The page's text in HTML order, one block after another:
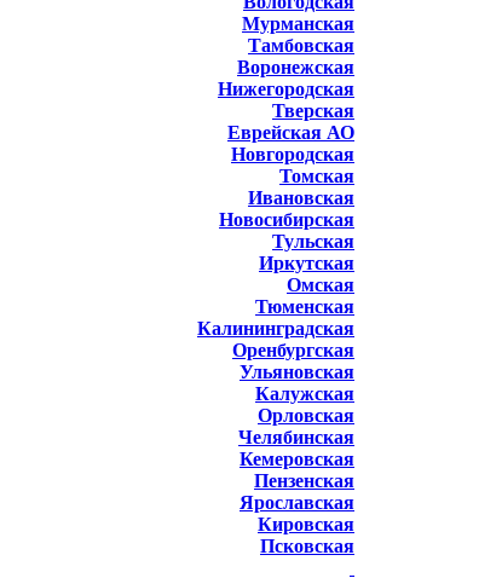
Мурманская
Тамбовская
Воронежская
Нижегородская
Тверская
Еврейская АО
Новгородская
Томская
Ивановская
Новосибирская
Тульская
Иркутская
Омская
Тюменская
Калининградская
Оренбургская
Ульяновская
Калужская
Орловская
Челябинская
Кемеровская
Пензенская
Ярославская
Кировская
Псковская